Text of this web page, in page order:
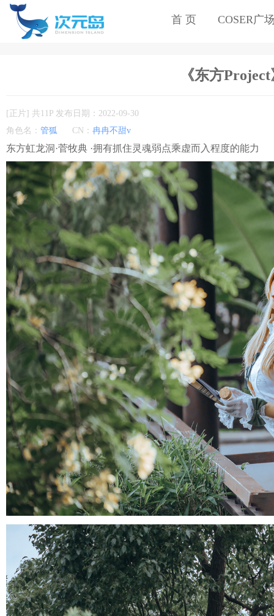
首 页 COSER广
《东方
[正片] 共11P 发布日期：2022-09-30
角色名： 管狐 CN： 冉冉不甜v
东方虹龙洞·菅牧典 ·拥有抓住灵魂弱点乘虚而入程度的能力